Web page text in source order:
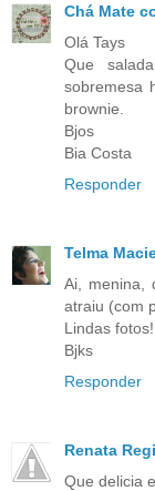
Chá Mate
Olá Tays
Que
sobremesa
brownie.
Bjos
Bia Costa
Responder
Telma
Ai, menina,
atraiu (com
Lindas
Bjks
Responder
Renata
Que delicia